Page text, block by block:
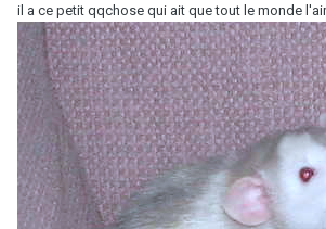
il a ce petit qqchose qui ait que tout le monde